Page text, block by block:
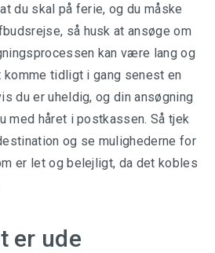
du skal på ferie, og du måske
så husk at ansøge om
kan være lang og
tidligt i gang senest en
du er uheldig, og din ansøgning
med håret i postkassen. Så tjek
og se mulighederne for
er let og belejligt, da det kobles
er ude